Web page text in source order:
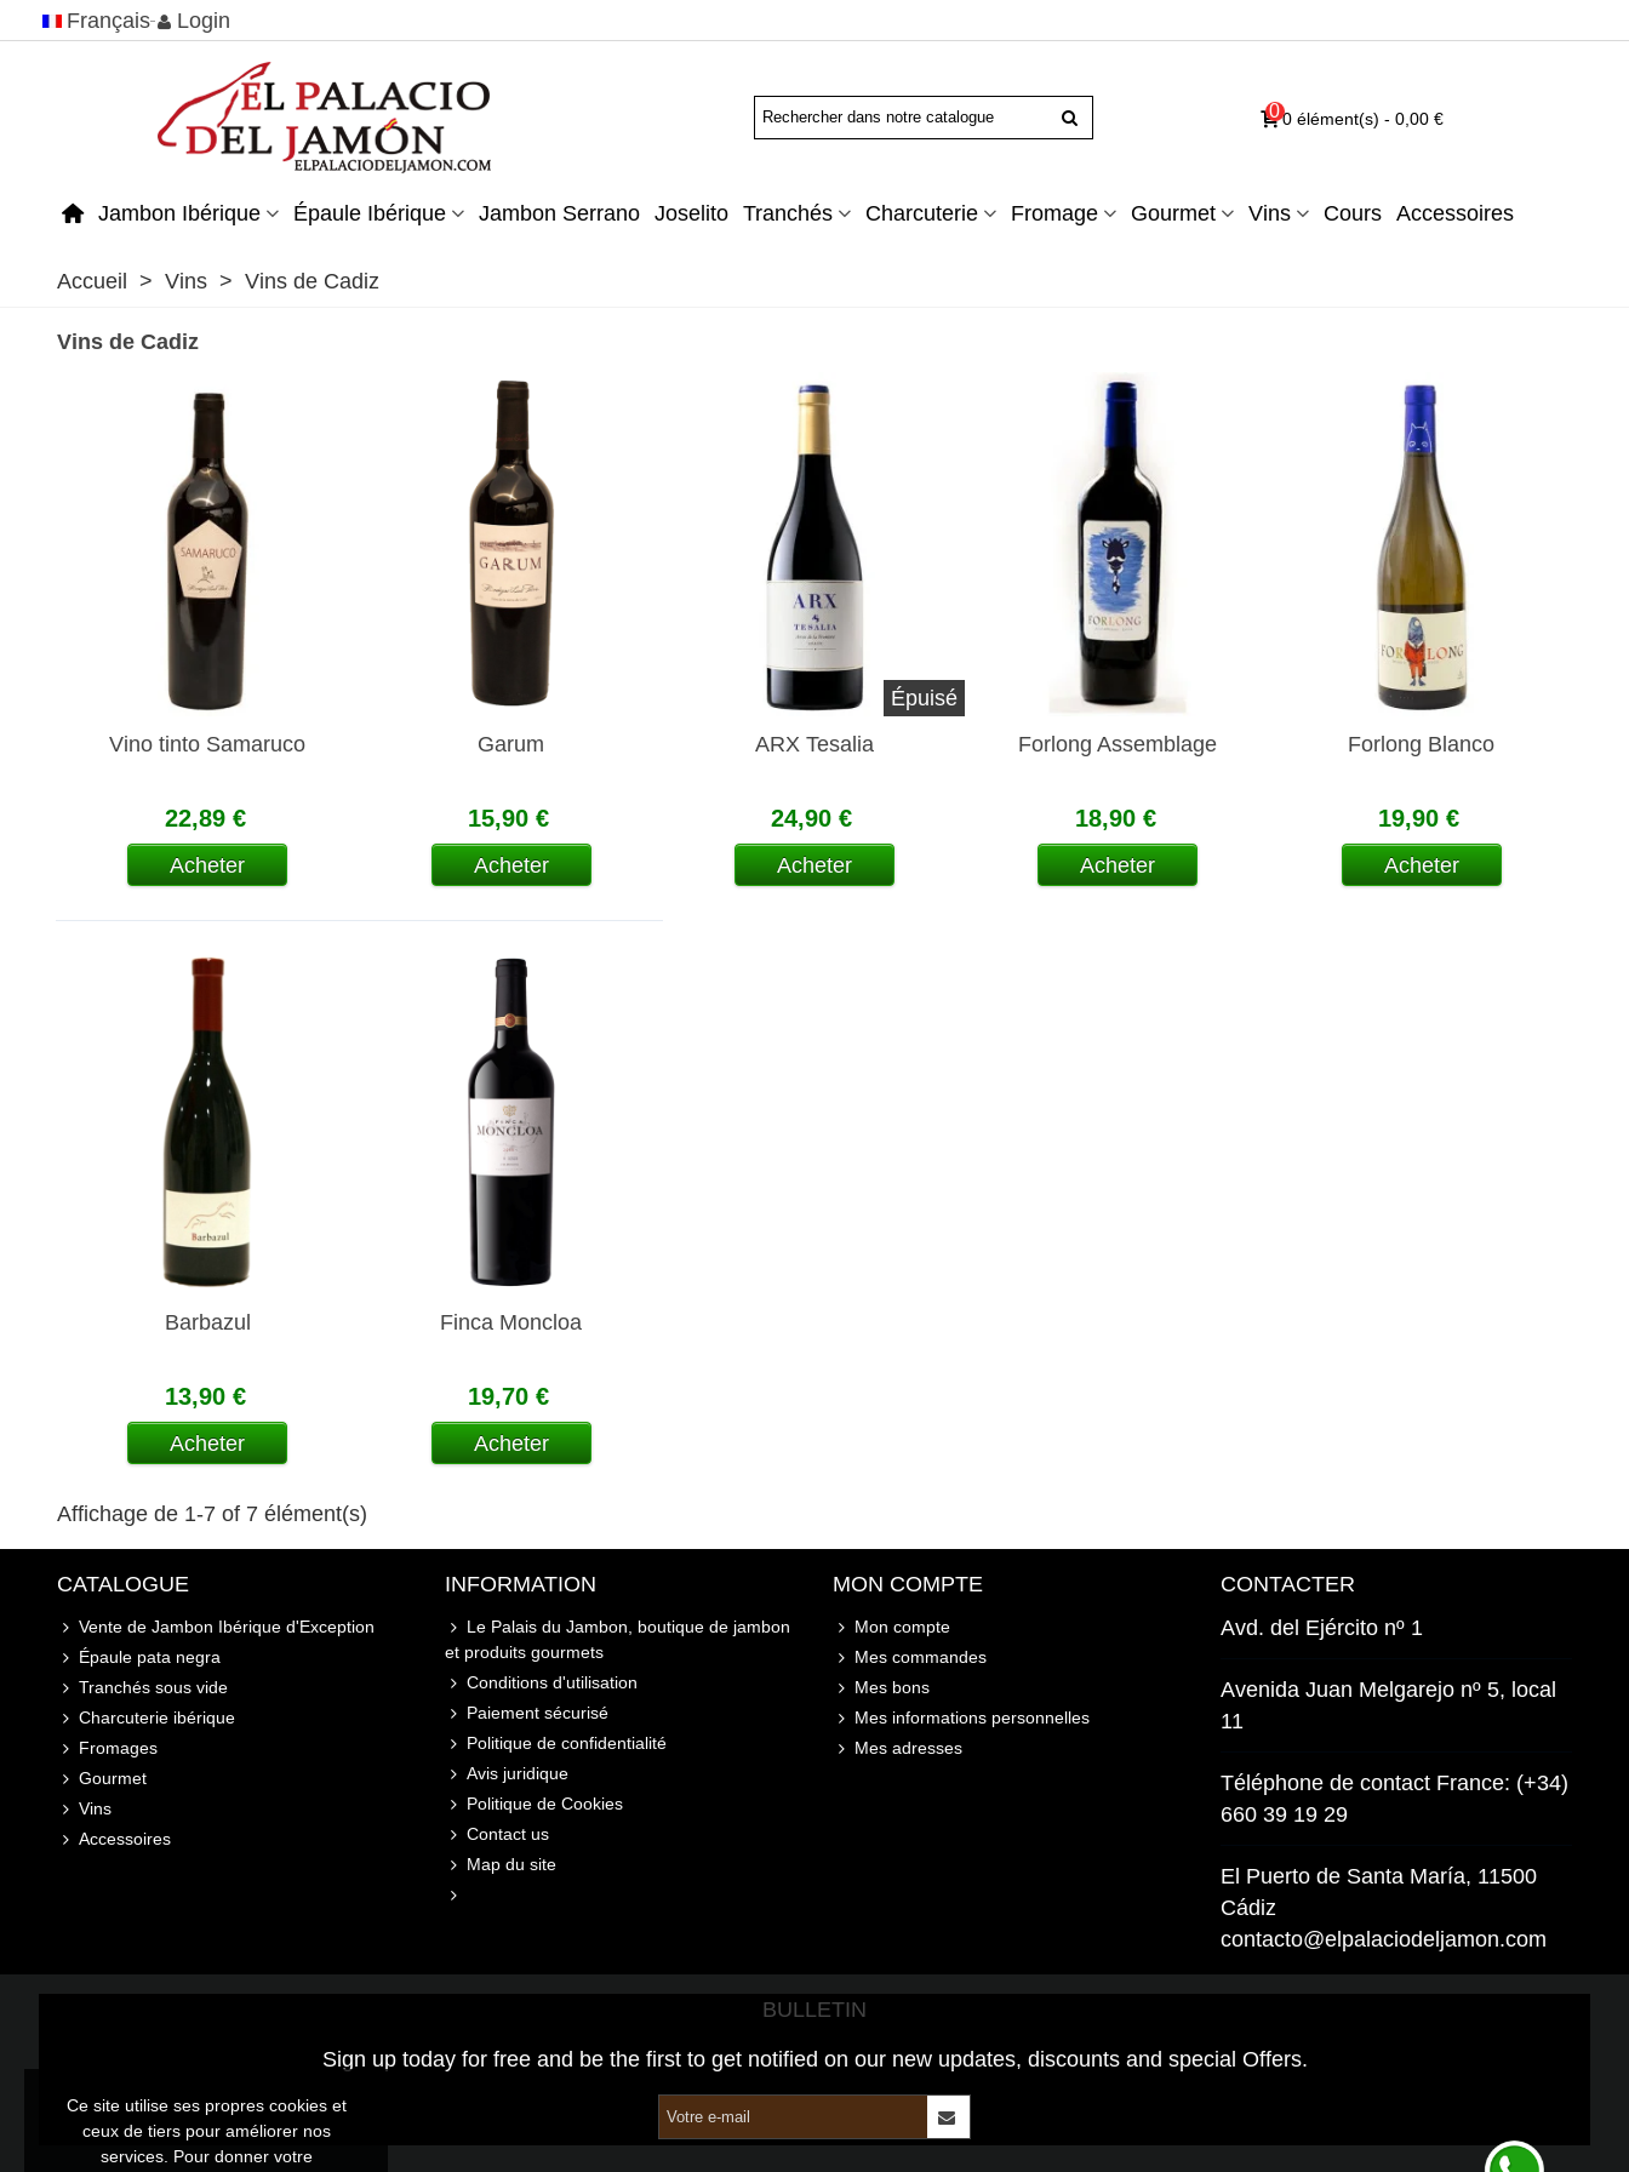
Français Login
00 élément(s) - 0,00 €
Jambon Ibérique Épaule Ibérique Jambon Serrano Joselito Tranchés Charcuterie Fromage Gourmet Vins Cours Accessoires
Accueil > Vins > Vins de Cadiz
Vins de Cadiz
Vino tinto Samaruco
22,89 €
Acheter
Garum
15,90 €
Acheter
Épuisé
ARX Tesalia
24,90 €
Acheter
Forlong Assemblage
18,90 €
Acheter
Forlong Blanco
19,90 €
Acheter
Barbazul
13,90 €
Acheter
Finca Moncloa
19,70 €
Acheter
Affichage de 1-7 of 7 élément(s)
CATALOGUE
Vente de Jambon Ibérique d'Exception
Épaule pata negra
Tranchés sous vide
Charcuterie ibérique
Fromages
Gourmet
Vins
Accessoires
INFORMATION
Le Palais du Jambon, boutique de jambon
et produits gourmets
Conditions d'utilisation
Paiement sécurisé
Politique de confidentialité
Avis juridique
Politique de Cookies
Contact us
Map du site
MON COMPTE
Mon compte
Mes commandes
Mes bons
Mes informations personnelles
Mes adresses
CONTACTER
Avd. del Ejército nº 1
Avenida Juan Melgarejo nº 5, local
11
Téléphone de contact France: (+34)
660 39 19 29
El Puerto de Santa María, 11500
Cádiz
contacto@elpalaciodeljamon.com
Ce site utilise ses propres cookies et
ceux de tiers pour améliorer nos
services. Pour donner votre
BULLETIN
Sign up today for free and be the first to get notified on our new updates, discounts and special Offers.